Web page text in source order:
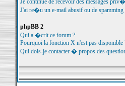
Je continue de recevoir des messages
J'ai re�u un e-mail abusif ou de
phpBB 2
Qui a �crit ce forum ?
Pourquoi la fonction X n'est pas disponible
Qui dois-je contacter � propos des